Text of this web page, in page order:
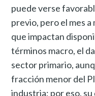
puede verse
previo, pero el mes
que impactan
términos macro, el
sector primario,
fracción menor del
industria; por eso, su